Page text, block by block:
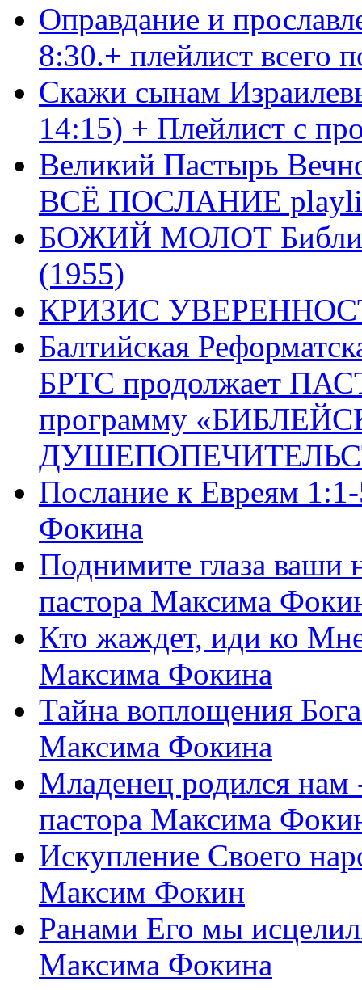
Оправдание и
8:30.+ плейлист
Скажи сынам
14:15) + Плейлист с
Великий Пастырь
ВСЁ ПОСЛАНИЕ
БОЖИЙ МОЛОТ Библия
(1955)
КРИЗИС
Балтийская
БРТС продолжает
программу
Послание к Евреям
Фокина
Поднимите глаза ваши
пастора Максима
Кто жаждет, иди ко
Максима Фокина
Тайна воплощения
Максима Фокина
Младенец родился
пастора Максима
Искупление Своего
Максим Фокин
Ранами Его мы
Максима Фокина